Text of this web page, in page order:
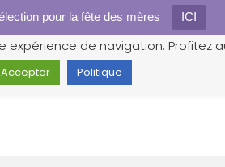
pour la fête des mères ICI
des cookies
de navigation. Profitez
Accepter Politique